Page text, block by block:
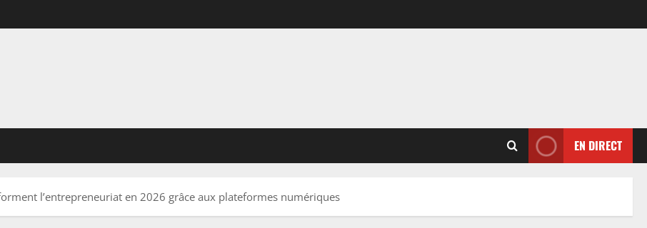
EN DIRECT
l’entrepreneuriat en 2026 grâce aux plateformes numériques